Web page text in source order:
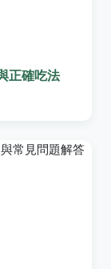
正確吃法